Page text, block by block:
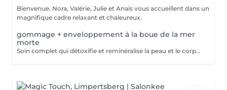
Bienvenue. Nora, Valérie, Julie et Anaïs vous accueillent dans un
magnifique cadre relaxant et chaleureux.
gommage + enveloppement à la boue de la mer
morte
Soin complet qui détoxifie et reminéralise la peau et le corps grâce à la boue de la Mer Morte. La peau sera plus lisse, plus douce, effet drainant grâce a l'application d'une crème en fin de soin.